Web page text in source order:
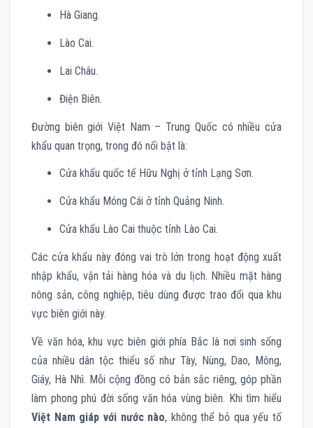
Hà Giang.
Lào Cai.
Lai Châu.
Điện Biên.
Đường biên giới Việt Nam – Trung Quốc có nhiều cửa
khẩu quan trọng, trong đó nổi bật là:
Cửa khẩu quốc tế Hữu Nghị ở tỉnh Lạng Sơn.
Cửa khẩu Móng Cái ở tỉnh Quảng Ninh.
Cửa khẩu Lào Cai thuộc tỉnh Lào Cai.
Các cửa khẩu này đóng vai trò lớn trong hoạt động xuất
nhập khẩu, vận tải hàng hóa và du lịch. Nhiều mặt hàng
nông sản, công nghiệp, tiêu dùng được trao đổi qua khu
vực biên giới này.
Về văn hóa, khu vực biên giới phía Bắc là nơi sinh sống
của nhiều dân tộc thiểu số như Tày, Nùng, Dao, Mông,
Giáy, Hà Nhì. Mỗi cộng đồng có bản sắc riêng, góp phần
làm phong phú đời sống văn hóa vùng biên. Khi tìm hiểu
Việt Nam giáp với nước nào, không thể bỏ qua yếu tố